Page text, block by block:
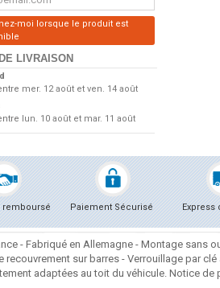
moi lorsque le produit est
LIVRAISON
mer. 12 août et ven. 14 août
lun. 10 août et mar. 11 août
remboursé Paiement Sécurisé Express
- Fabriqué en Allemagne - Montage sans
recouvrement sur barres - Verrouillage par
adaptées au toit du véhicule. Notice de